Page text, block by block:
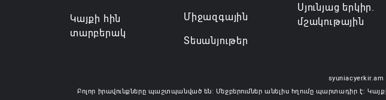
Կայքի հին
տարբերակ
Միջազգային
Տեսանյութեր
Սյունյաց երկիր.
մշակութային
Բոլոր իրավունքները պաշտպանված են: Մեջբերումներ անելիս հղումը պարտադիր է: